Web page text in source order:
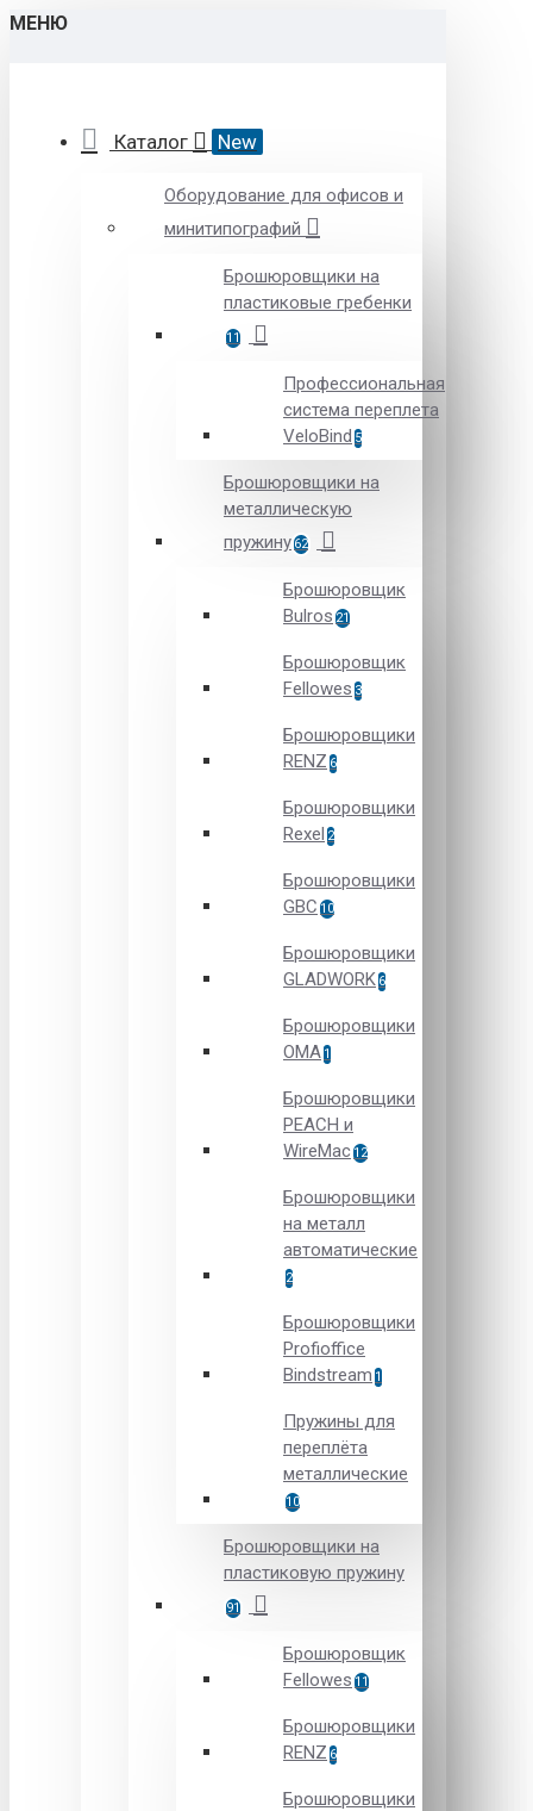
МЕНЮ
Каталог New
Оборудование для офисов и
минитипографий
Брошюровщики на
пластиковые гребенки
11
Профессиональная
система переплета
VeloBind 5
Брошюровщики на
металлическую
пружину62
Брошюровщик
Bulros 21
Брошюровщик
Fellowes 3
Брошюровщики
RENZ 6
Брошюровщики
Rexel 2
Брошюровщики
GBC 10
Брошюровщики
GLADWORK 6
Брошюровщики
OMA 1
Брошюровщики
PEACH и
WireMac 12
Брошюровщики
на металл
автоматические
2
Брошюровщики
Рrofioffice
Вindstream 1
Пружины для
переплёта
металлические
10
Брошюровщики на
пластиковую пружину
91
Брошюровщик
Fellowes 11
Брошюровщики
RENZ 6
Брошюровщики